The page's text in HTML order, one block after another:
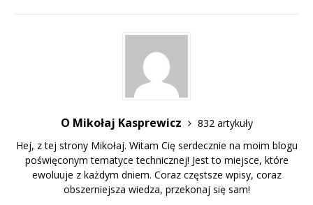
O Mikołaj Kasprewicz
832 artykuły
Hej, z tej strony Mikołaj. Witam Cię serdecznie na moim blogu
poświęconym tematyce technicznej! Jest to miejsce, które
ewoluuje z każdym dniem. Coraz częstsze wpisy, coraz
obszerniejsza wiedza, przekonaj się sam!